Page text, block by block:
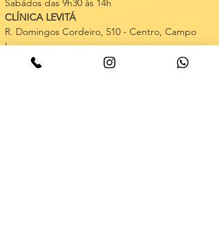
Sabádos das 9h30 às 14h
CLÍNICA LEVITÁ
R. Domingos Cordeiro, 510 - Centro, Campo
Largo
Horário comercial